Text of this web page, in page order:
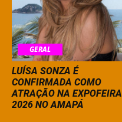
GERAL
LUÍSA SONZA É
CONFIRMADA COMO
ATRAÇÃO NA EXPOFEIRA
2026 NO AMAPÁ